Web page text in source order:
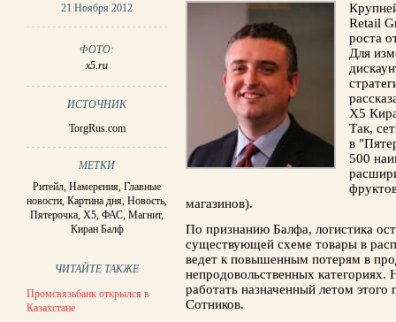
21 Ноября 2012
ФОТО:
x5.ru
ИСТОЧНИК
TorgRus.com
МЕТКИ
Ритейл,Намерения,Главные
новости,Картина дня,Новость,
Пятерочка,X5,ФАС,Магнит,
Киран Балф
ЧИТАЙТЕ ТАКЖЕ
Промсвязьбанк открылся в
Казахстане
Retail
роста
Для
Х5
Так,
в
500
магазинов).
По признанию Балфа, логистика
существующей схеме товары в
ведет к повышенным потерям в
непродовольственных
работать назначенный летом этого
Сотников.